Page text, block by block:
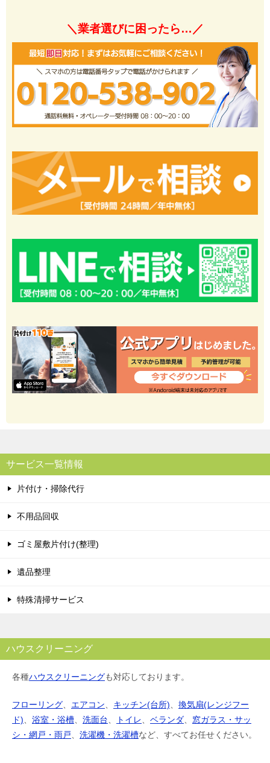
＼業者選びに困ったら…／
サービス一覧情報
片付け・掃除代行
不用品回収
ゴミ屋敷片付け(整理)
遺品整理
特殊清掃サービス
ハウスクリーニング
各種ハウスクリーニングも対応しております。
フローリング、 エアコン、 キッチン(台所)、 換気扇(レンジフー
ド)、 浴室・浴槽、 洗面台、 トイレ、 ベランダ、 窓ガラス・サッ
シ・網戸・雨戸、 洗濯機・洗濯槽など、すべてお任せください。